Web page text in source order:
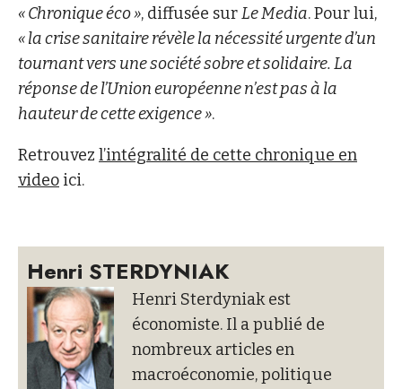
« Chronique éco », diffusée surLe Media. Pour lui,
« la crise sanitaire révèle la nécessité urgente d’un
tournant vers une société sobre et solidaire. La
réponse de l’Union européenne n’est pas à la
hauteur de cette exigence ».
Retrouvez l’intégralité de cette chronique en
video ici.
Henri STERDYNIAK
Henri Sterdyniak est
économiste. Il a publié de
nombreux articles en
macroéconomie, politique